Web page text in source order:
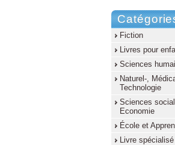
Fiction
Livres pour
Sciences
Naturel-,
Technologie
Sciences
Economie
École et
Livre spécialisé